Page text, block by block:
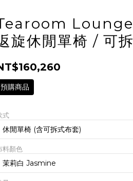
旋休閒單椅 / 可
預購商品
式
料顏色